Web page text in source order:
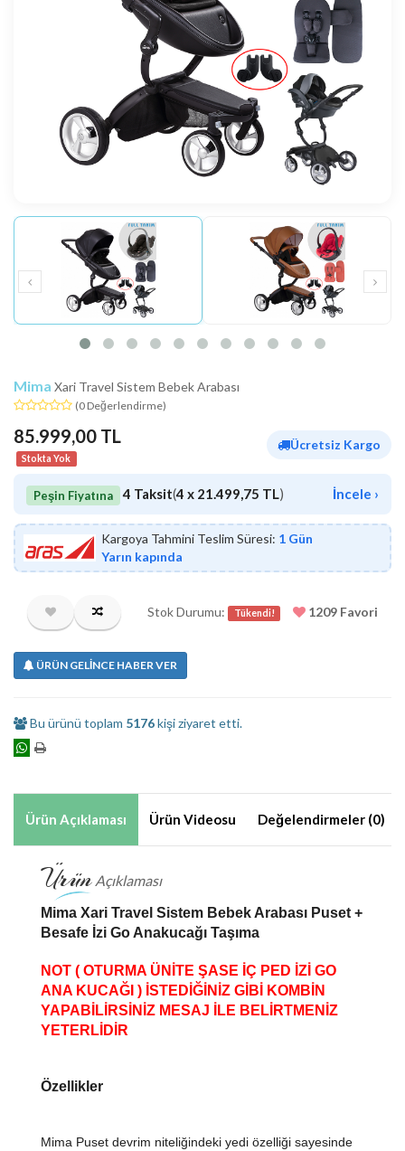
Mima Xari Travel Sistem Bebek Arabası
(0 Değerlendirme)
85.999,00 TL
Stokta Yok
Ücretsiz Kargo
Peşin Fiyatına 4 Taksit(4 x 21.499,75 TL) İncele ›
Kargoya Tahmini Teslim Süresi: 1 Gün
Yarın kapında
Stok Durumu: Tükendi! 1209 Favori
ÜRÜN GELİNCE HABER VER
Bu ürünü toplam 5176kişi ziyaret etti.
Ürün Açıklaması Ürün Videosu Değelendirmeler (0)
Ürün Açıklaması
Mima Xari Travel Sistem Bebek Arabası Puset +
Besafe İzi Go Anakucağı Taşıma
NOT ( OTURMA ÜNİTE ŞASE İÇ PED İZİ GO
ANA KUCAĞI ) İSTEDİĞİNİZ GİBİ KOMBİN
YAPABİLİRSİNİZ MESAJ İLE BELİRTMENİZ
YETERLİDİR
Özellikler
Mima Puset devrim niteliğindeki yedi özelliği sayesinde